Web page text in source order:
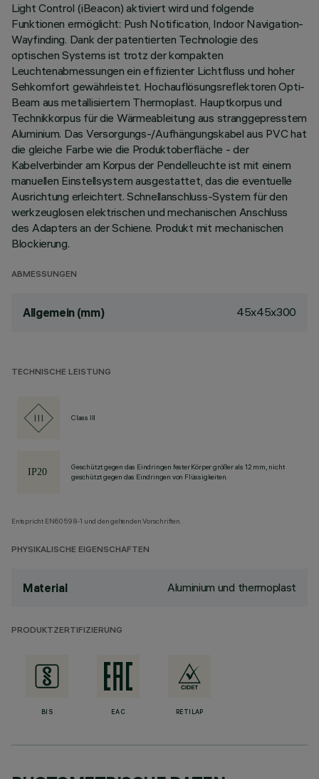
Light Control (iBeacon) aktiviert wird und folgende
Funktionen ermöglicht: Push Notification, Indoor Navigation-
Wayfinding. Dank der patentierten Technologie des
optischen Systems ist trotz der kompakten
Leuchtenabmessungen ein effizienter Lichtfluss und hoher
Sehkomfort gewährleistet. Hochauflösungsreflektoren Opti-
Beam aus metallisiertem Thermoplast. Hauptkorpus und
Technikkorpus für die Wärmeableitung aus stranggepresstem
Aluminium. Das Versorgungs-/Aufhängungskabel aus PVC hat
die gleiche Farbe wie die Produktoberfläche - der
Kabelverbinder am Korpus der Pendelleuchte ist mit einem
manuellen Einstellsystem ausgestattet, das die eventuelle
Ausrichtung erleichtert. Schnellanschluss-System für den
werkzeuglosen elektrischen und mechanischen Anschluss
des Adapters an der Schiene. Produkt mit mechanischen
Blockierung.
ABMESSUNGEN
Allgemein (mm) 45x45x300
TECHNISCHE LEISTUNG
Class III
Geschützt gegen das Eindringen fester Körper größer als 12 mm, nicht
geschützt gegen das Eindringen von Flüssigkeiten.
Entspricht EN60598-1 und den geltenden Vorschriften.
PHYSIKALISCHE EIGENSCHAFTEN
Material Aluminium und thermoplast
PRODUKTZERTIFIZIERUNG
BIS EAC RETILAP